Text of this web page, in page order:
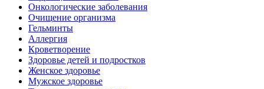
Онкологические заболевания
Очищение организма
Гельминты
Аллергия
Кроветворение
Здоровье детей и подростков
Женское здоровье
Мужское здоровье